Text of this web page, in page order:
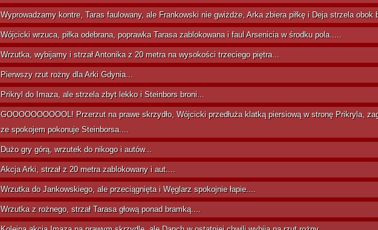
Wyprowadzamy kontre, Taras faulowany, ale Frankowski nie gwiżdże, Arka zbiera piłkę i Deja strzela obok
Wójcicki wrzuca, piłka odebrana, poprawka Tarasa zablokowana i faul Arsenicia w środku pola.....
Wrzutka, wybijamy i strzał Antonika z 20 metra na wysokości trzeciego piętra...
Pierwszy rzut rożny dla Arki Gdynia...
Prikryl do Imaza, ale strzela zbyt lekko i Steinbors broni...
GOOOOOOOOOOL! Przerzut na prawe skrzydło, Wójcicki przedłuża klatką piersiową w stronę Prikryla,
ze spokojem pokonuje Steinborsa....
Dużo gry górą, wrzutek do nikogo i autów...
Akcja Arki, strzał z 20 metra zablokowany i aut....
Wrzutka do Jankowskiego, ale przeciągnięta i Węglarz spokojnie łapie....
Wrzutka z rożnego, strzał Tarasa głową ponad bramką....